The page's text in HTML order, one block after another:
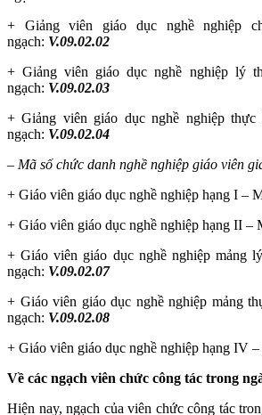
+ Giảng viên giáo dục nghề nghiệp
ngạch: V.09.02.02
+ Giảng viên giáo dục nghề nghiệp lý
ngạch: V.09.02.03
+ Giảng viên giáo dục nghề nghiệp
ngạch: V.09.02.04
– Mã số chức danh nghề nghiệp giáo viên
+ Giáo viên giáo dục nghề nghiệp hạng I –
+ Giáo viên giáo dục nghề nghiệp hạng II –
+ Giáo viên giáo dục nghề nghiệp mảng
ngạch: V.09.02.07
+ Giáo viên giáo dục nghề nghiệp mảng
ngạch: V.09.02.08
+ Giáo viên giáo dục nghề nghiệp hạng IV –
Về các ngạch viên chức công tác trong
Hiện nay, ngạch của viên chức công tác